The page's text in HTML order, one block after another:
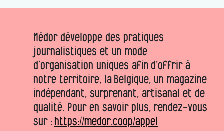
Médor développe des pratiques
journalistiques et un mode
d’organisation uniques afin d’offrir à
notre territoire, la Belgique, un magazine
indépendant, surprenant, artisanal et de
qualité. Pour en savoir plus, rendez-vous
sur : https://medor.coop/appel